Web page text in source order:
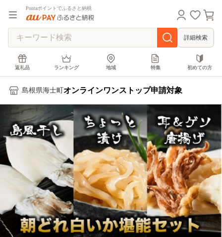
Pontaポイントでふるさと納税
詳細検索
返礼品 ランキング 地域 特集 初めての方
島根県海士町 オンラインワンストップ申請対象